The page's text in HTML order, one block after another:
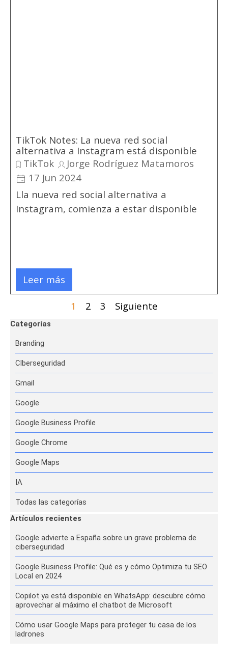
TikTok Notes: La nueva red social
alternativa a Instagram está disponible
TikTok
Jorge Rodríguez Matamoros
17 Jun 2024
Lla nueva red social alternativa a
Instagram, comienza a estar disponible
Leer más
Página actual:
1 Ir a la página:
2 Ir a la página:
3
Siguiente
Saltar el bloque Categorías
Categorías
Branding
CIberseguridad
Gmail
Google
Google Business Profile
Google Chrome
Google Maps
IA
Todas las categorías
Saltar el bloque Artículos recientes
Artículos recientes
Google advierte a España sobre un grave problema de
ciberseguridad
Google Business Profile: Qué es y cómo Optimiza tu SEO
Local en 2024
Copilot ya está disponible en WhatsApp: descubre cómo
aprovechar al máximo el chatbot de Microsoft
Cómo usar Google Maps para proteger tu casa de los
ladrones